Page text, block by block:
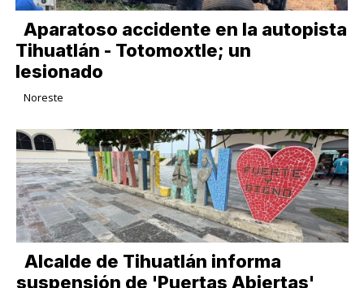
Aparatoso accidente en la autopista
Tihuatlán - Totomoxtle; un
lesionado
Noreste
Alcalde de Tihuatlán informa
suspensión de 'Puertas Abiertas'